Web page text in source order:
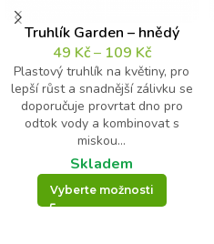
Truhlík Garden – hnědý
49 Kč– 109 Kč
Plastový truhlík na květiny, pro
lepší růst a snadnější zálivku se
doporučuje provrtat dno pro
odtok vody a kombinovat s
miskou...
Skladem
Vyberte možnosti